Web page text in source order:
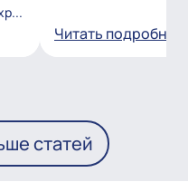
Читать подробнее
статей